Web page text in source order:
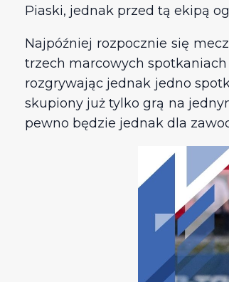
Piaski, jednak przed tą ekipą
Najpóźniej rozpocznie się
trzech marcowych
rozgrywając jednak jedno
skupiony już tylko grą na
pewno będzie jednak dla